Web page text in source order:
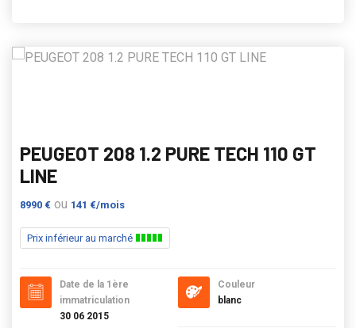
PEUGEOT 208 1.2 PURE TECH 110 GT
LINE
8990 € ou 141 €/mois
Prix inférieur au marché
Date de la 1ère
immatriculation
30 06 2015
Couleur
blanc